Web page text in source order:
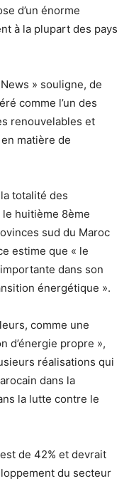
d’un énorme
à la plupart des pays
» souligne, de
comme l’un des
renouvelables et
matière de
totalité des
huitième 8ème
sud du Maroc
estime que « le
dans son
énergétique ».
comme une
d’énergie propre »,
réalisations qui
dans la
la lutte contre le
de 42% et devrait
du secteur